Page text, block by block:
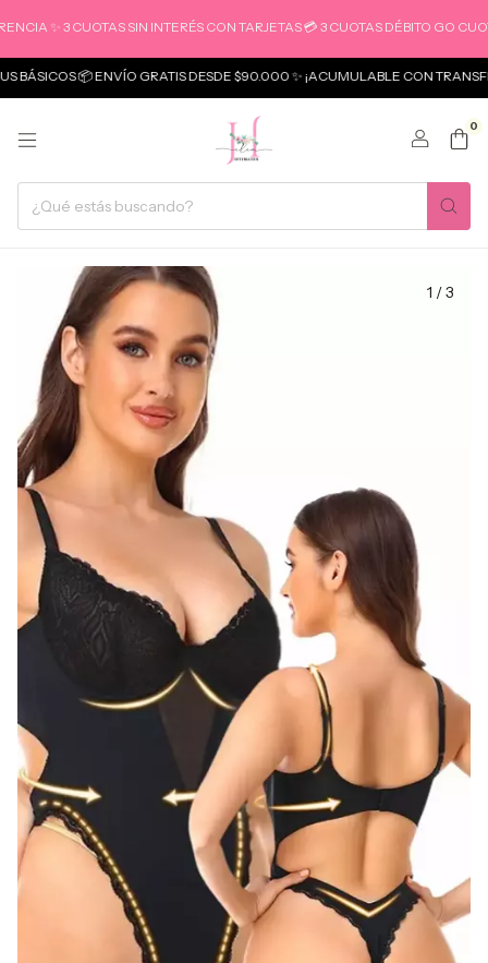
3 CUOTAS SIN INTERÉS CON TARJETAS 💳 3 CUOTAS DÉBITO GO CUOTAS
📦 ENVÍO GRATIS DESDE $90.000 ✨ ¡ACUMULABLE CON
0
1 /3